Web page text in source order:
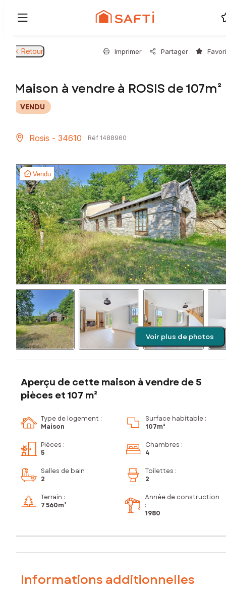
Retour Imprimer Partager
Maison à vendre à ROSIS de 107m²
VENDU
Rosis - 34610 Réf 1488960
Vendu
Voir plus de photos
Aperçu de cette maison à vendre de 5
pièces et 107 m²
Type de logement :
Maison
Surface habitable :
107m²
Pièces :
5
Chambres :
4
Salles de bain :
2
Toilettes :
2
Terrain :
7 560m²
Année de construction
:
1980
Informations additionnelles